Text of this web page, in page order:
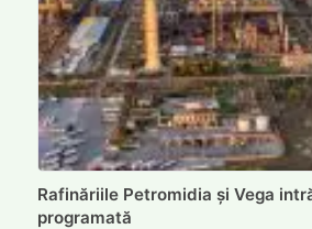
Rafinăriile Petromidia și Vega
programată